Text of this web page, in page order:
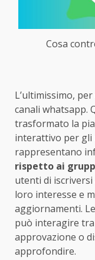
Cosa
L’ultimissimo,
canali whatsapp.
trasformato la
interattivo per gli
rappresentano
rispetto ai
utenti di iscriversi
loro interesse e
aggiornamenti.
può interagire
approvazione o
approfondire.